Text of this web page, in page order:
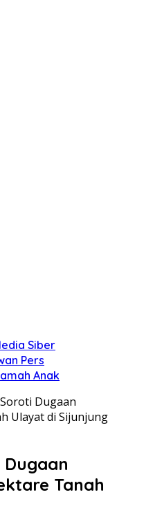
Siber
Pers
Anak
Dugaan
Ulayat di Sijunjung
Dugaan
Tanah